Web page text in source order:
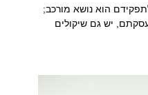
הוא נושא מורכב;
יש גם שיקולים